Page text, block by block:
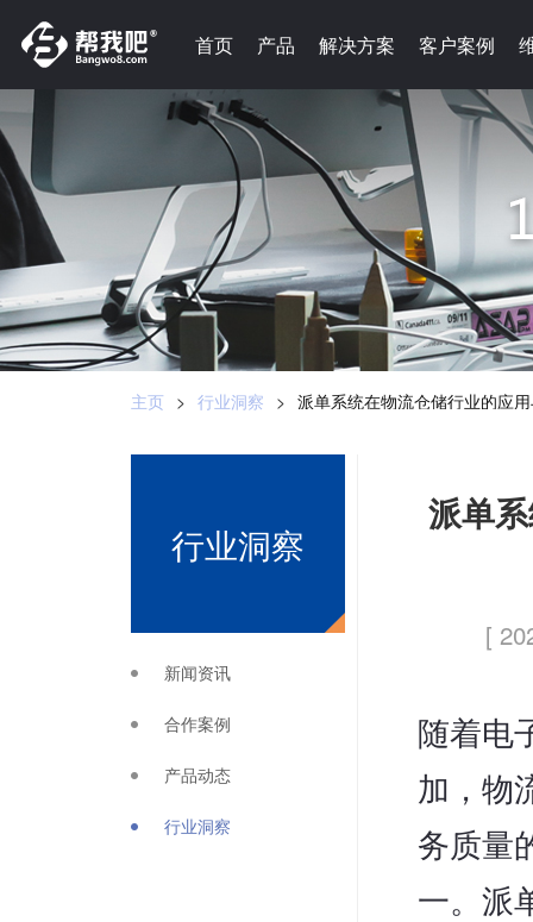
首页 产品 解决方案 客户案例
首页 产品 解决方案 客户案例
主页 > 行业洞察 > 派单系统在物流仓储行业的应
行业洞察
新闻资讯
合作案例
产品动态
行业洞察
派单
[
随着电
加，物
务质量
一。派